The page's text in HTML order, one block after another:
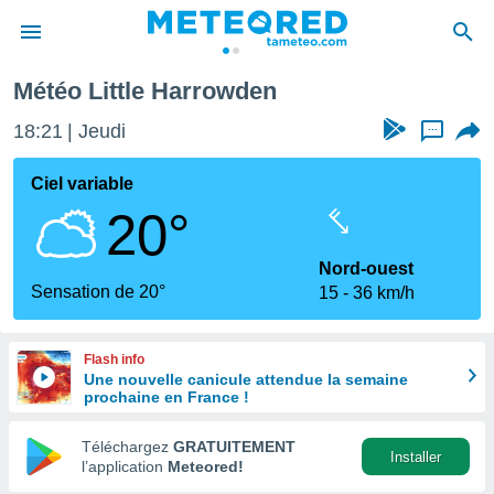
de
en
Météo Little Harrowden
18:21 Jeudi ...
Ciel variable
20°
Sensation de 20°
Nord-ouest
15
36 km/h
Flash info
Une nouvelle canicule attendue la semaine
prochaine en France !
Téléchargez GRATUITEMENT
l’application Meteored!
Installer